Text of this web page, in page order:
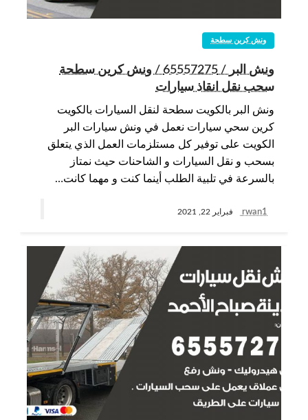
ونش كرين سطحة
ونش البر / 65557275 / ونش كرين سطحة
سحب نقل انقاذ سيارات
ونش البر بالكويت سطحة لنقل السيارات بالكويت
كرين سحي سيارات نعمل في ونش سيارات البر
الكويت على توفير كل مستلزمات العمل الذي يتعلق
بسحب و نقل السيارات و الشاحنات حيث نمتاز
بالسرعة في تلبية الطلب أينما كنت و مهما كانت…
rwan1 فبراير 22, 2021